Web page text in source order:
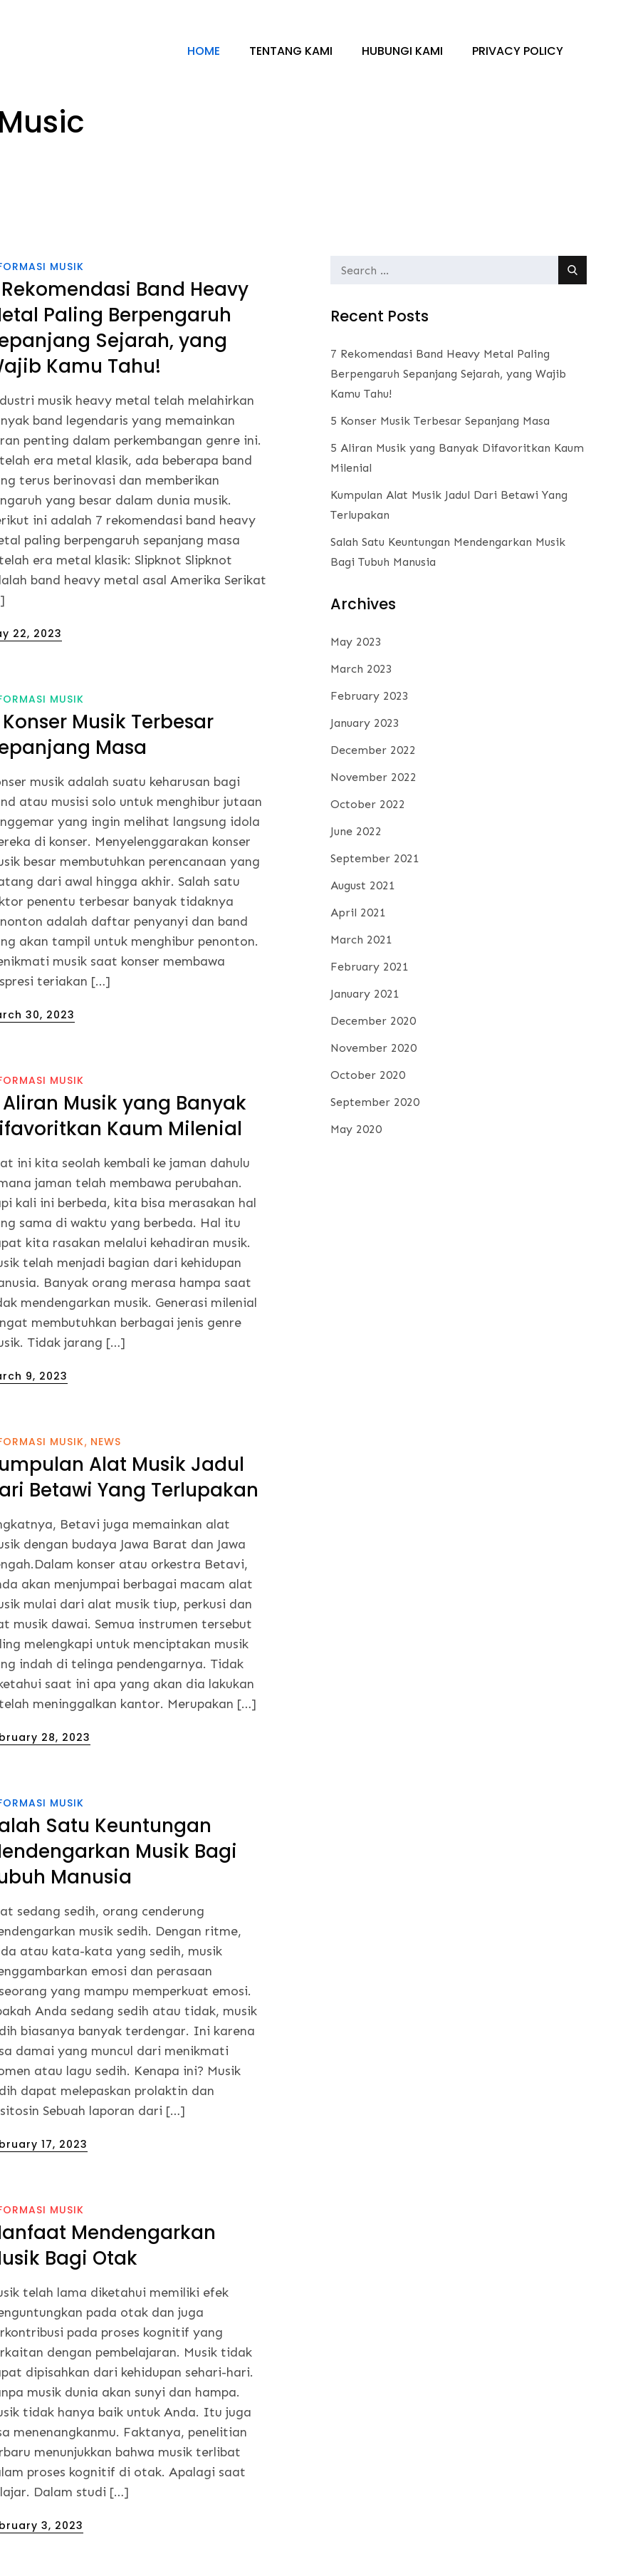
HOME TENTANG KAMI HUBUNGI KAMI PRIVACY POLICY
MUSIK
Band Heavy
Paling Berpengaruh
Sejarah, yang
Kamu Tahu!
musik heavy metal telah melahirkan
band legendaris yang memainkan
penting dalam perkembangan genre ini.
era metal klasik, ada beberapa band
terus berinovasi dan memberikan
yang besar dalam dunia musik.
ini adalah 7 rekomendasi band heavy
paling berpengaruh sepanjang masa
era metal klasik: Slipknot Slipknot
band heavy metal asal Amerika Serikat
22, 2023
MUSIK
Musik Terbesar
Masa
musik adalah suatu keharusan bagi
atau musisi solo untuk menghibur jutaan
yang ingin melihat langsung idola
di konser. Menyelenggarakan konser
besar membutuhkan perencanaan yang
dari awal hingga akhir. Salah satu
penentu terbesar banyak tidaknya
adalah daftar penyanyi dan band
akan tampil untuk menghibur penonton.
musik saat konser membawa
teriakan […]
30, 2023
MUSIK
Musik yang Banyak
Kaum Milenial
ini kita seolah kembali ke jaman dahulu
jaman telah membawa perubahan.
kali ini berbeda, kita bisa merasakan hal
sama di waktu yang berbeda. Hal itu
kita rasakan melalui kehadiran musik.
telah menjadi bagian dari kehidupan
Banyak orang merasa hampa saat
mendengarkan musik. Generasi milenial
membutuhkan berbagai jenis genre
Tidak jarang […]
9, 2023
MUSIK NEWS
Alat Musik Jadul
Betawi Yang Terlupakan
Betavi juga memainkan alat
dengan budaya Jawa Barat dan Jawa
konser atau orkestra Betavi,
akan menjumpai berbagai macam alat
mulai dari alat musik tiup, perkusi dan
musik dawai. Semua instrumen tersebut
melengkapi untuk menciptakan musik
indah di telinga pendengarnya. Tidak
saat ini apa yang akan dia lakukan
meninggalkan kantor. Merupakan […]
28, 2023
MUSIK
Satu Keuntungan
Musik Bagi
Manusia
sedang sedih, orang cenderung
musik sedih. Dengan ritme,
atau kata-kata yang sedih, musik
emosi dan perasaan
yang mampu memperkuat emosi.
Anda sedang sedih atau tidak, musik
biasanya banyak terdengar. Ini karena
damai yang muncul dari menikmati
atau lagu sedih. Kenapa ini? Musik
dapat melepaskan prolaktin dan
Sebuah laporan dari […]
17, 2023
MUSIK
Mendengarkan
Bagi Otak
telah lama diketahui memiliki efek
pada otak dan juga
pada proses kognitif yang
dengan pembelajaran. Musik tidak
dipisahkan dari kehidupan sehari-hari.
musik dunia akan sunyi dan hampa.
tidak hanya baik untuk Anda. Itu juga
menenangkanmu. Faktanya, penelitian
menunjukkan bahwa musik terlibat
proses kognitif di otak. Apalagi saat
Dalam studi […]
3, 2023
Search
Recent Posts
7 Rekomendasi Band Heavy Metal Paling
Berpengaruh Sepanjang Sejarah, yang Wajib
Kamu Tahu!
5 Konser Musik Terbesar Sepanjang Masa
5 Aliran Musik yang Banyak Difavoritkan Kaum
Milenial
Kumpulan Alat Musik Jadul Dari Betawi Yang
Terlupakan
Salah Satu Keuntungan Mendengarkan Musik
Bagi Tubuh Manusia
Archives
May 2023
March 2023
February 2023
January 2023
December 2022
November 2022
October 2022
June 2022
September 2021
August 2021
April 2021
March 2021
February 2021
January 2021
December 2020
November 2020
October 2020
September 2020
May 2020